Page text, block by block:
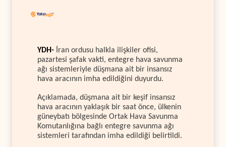
YDH- İran ordusu halkla ilişkiler ofisi,
pazartesi şafak vakti, entegre hava savunma
ağı sistemleriyle düşmana ait bir insansız
hava aracının imha edildiğini duyurdu.
Açıklamada, düşmana ait bir keşif insansız
hava aracının yaklaşık bir saat önce, ülkenin
güneybatı bölgesinde Ortak Hava Savunma
Komutanlığına bağlı entegre savunma ağı
sistemleri tarafından imha edildiği belirtildi.